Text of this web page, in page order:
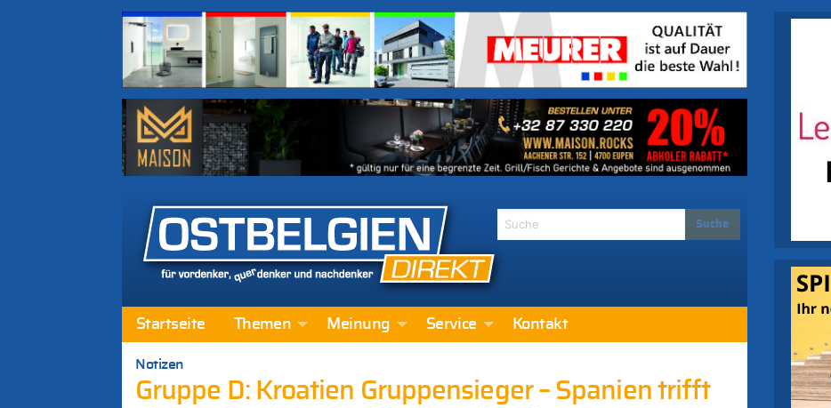
Startseite Themen Meinung Service Kontakt
Notizen
Gruppe D: Kroatien Gruppensieger – Spanien trifft